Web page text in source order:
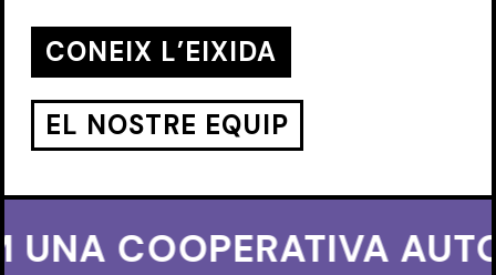
CONEIX L’EIXIDA
EL NOSTRE EQUIP
UNA COOPERATIVA